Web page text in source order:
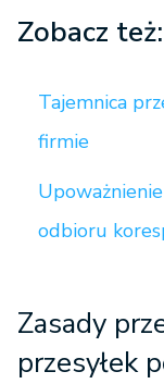
Zobacz też:
Tajemnica
firmie
odbioru
Zasady
przesyłek